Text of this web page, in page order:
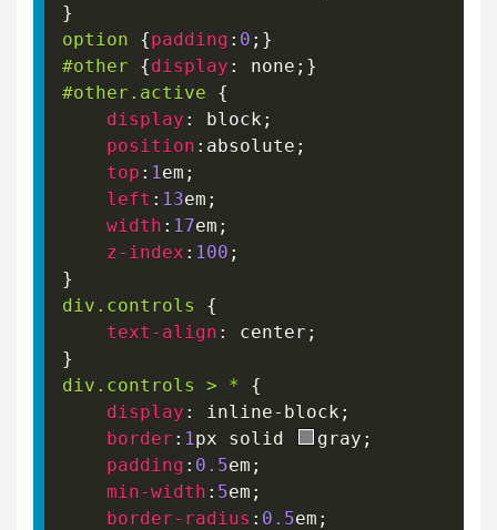
}
option
{padding : 0 ; }
#other
{display : none ; }
#other .active
{
display : block ;
position : absolute ;
top : 1 em ;
left : 13em ;
width : 17em ;
z-index : 100 ;
}
div .controls
{
text-align : center ;
}
div .controls > *
{
display : inline-block ;
border : 1 px solid gray ;
padding : 0.5em ;
min-width : 5em ;
border-radius : 0.5em ;